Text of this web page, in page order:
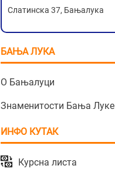
Слатинска 37, Бањалука
БАЊА ЛУКА
О Бањалуци
Знаменитости Бања Луке
ИНФО КУТАК
Курсна листа